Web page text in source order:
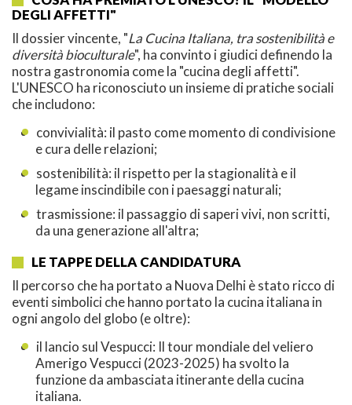
DEGLI AFFETTI"
Il dossier vincente, "La Cucina Italiana, tra sostenibilità e
diversità bioculturale", ha convinto i giudici definendo la
nostra gastronomia come la "cucina degli affetti".
L'UNESCO ha riconosciuto un insieme di pratiche sociali
che includono:
convivialità: il pasto come momento di condivisione
e cura delle relazioni;
sostenibilità: il rispetto per la stagionalità e il
legame inscindibile con i paesaggi naturali;
trasmissione: il passaggio di saperi vivi, non scritti,
da una generazione all'altra;
LE TAPPE DELLA CANDIDATURA
Il percorso che ha portato a Nuova Delhi è stato ricco di
eventi simbolici che hanno portato la cucina italiana in
ogni angolo del globo (e oltre):
il lancio sul Vespucci: Il tour mondiale del veliero
Amerigo Vespucci (2023-2025) ha svolto la
funzione da ambasciata itinerante della cucina
italiana.